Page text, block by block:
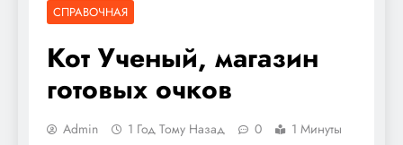
СПРАВОЧНАЯ
Кот Ученый, магазин
готовых очков
Admin 1 Год Тому Назад 0 1 Минуты